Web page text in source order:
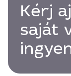
Kérj
saját